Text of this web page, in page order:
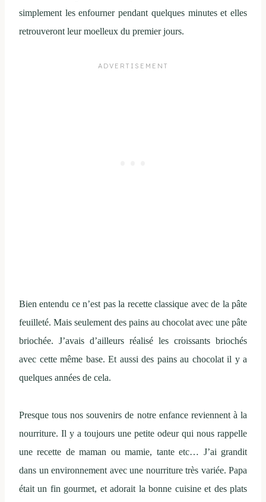
simplement les enfourner pendant quelques minutes et elles
retrouveront leur moelleux du premier jours.
Bien entendu ce n’est pas la recette classique avec de la pâte
feuilleté. Mais seulement des pains au chocolat avec une pâte
briochée. J’avais d’ailleurs réalisé les croissants briochés
avec cette même base. Et aussi des pains au chocolat il y a
quelques années de cela.
Presque tous nos souvenirs de notre enfance reviennent à la
nourriture. Il y a toujours une petite odeur qui nous rappelle
une recette de maman ou mamie, tante etc… J’ai grandit
dans un environnement avec une nourriture très variée. Papa
était un fin gourmet, et adorait la bonne cuisine et des plats